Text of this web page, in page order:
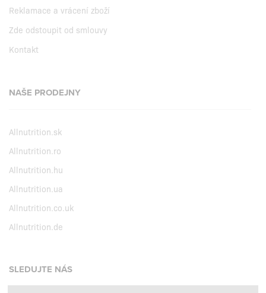
Reklamace a vrácení zboží
Zde odstoupit od smlouvy
Kontakt
NAŠE PRODEJNY
Allnutrition.sk
Allnutrition.ro
Allnutrition.hu
Allnutrition.ua
Allnutrition.co.uk
Allnutrition.de
SLEDUJTE NÁS